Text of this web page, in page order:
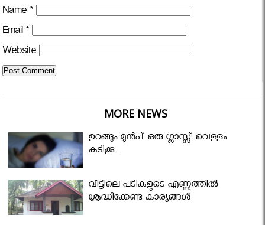
Name *
Email *
Website
MORE NEWS
ഉറങ്ങും മുന്‍പ് ഒരു ഗ്ലാസ്സ് വെള്ളം
കുടിക്കൂ...
വീട്ടിലെ പടികളുടെ എണ്ണത്തിൽ
ശ്രദ്ധിക്കേണ്ട കാര്യങ്ങൾ